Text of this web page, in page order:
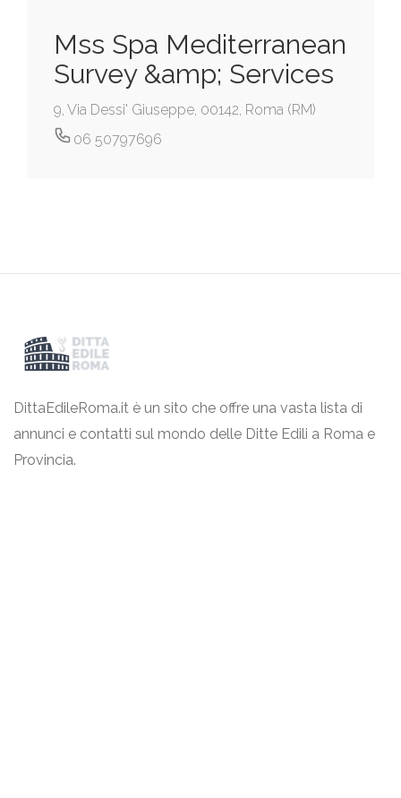
Mss Spa Mediterranean
Survey &amp; Services
9, Via Dessi' Giuseppe, 00142, Roma (RM)
06 50797696
DittaEdileRoma.it è un sito che offre una vasta lista di
annunci e contatti sul mondo delle Ditte Edili a Roma e
Provincia.